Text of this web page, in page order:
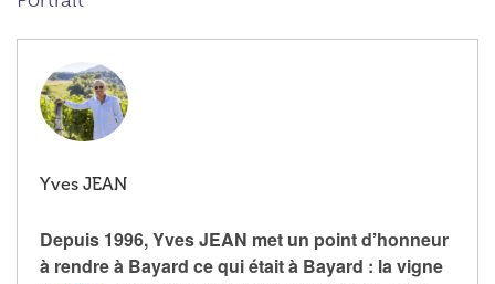
Yves JEAN
Depuis 1996, Yves JEAN met un point d’honneur
à rendre à Bayard ce qui était à Bayard : la vigne